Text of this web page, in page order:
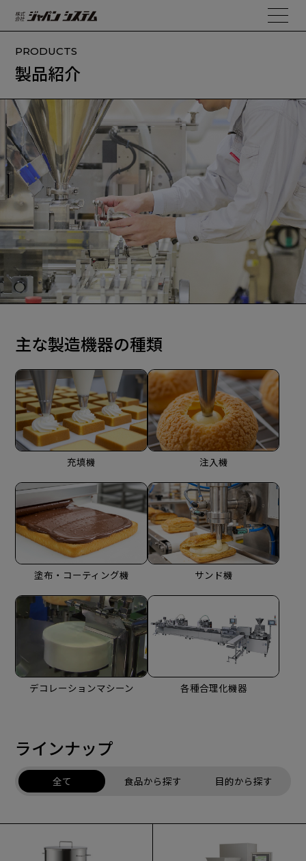
PRODUCTS
製品紹介
主な製造機器の種類
充填機 注入機
塗布・コーティング機 サンド機
デコレーションマシーン 各種合理化機器
ラインナップ
全て 食品から探す 目的から探す